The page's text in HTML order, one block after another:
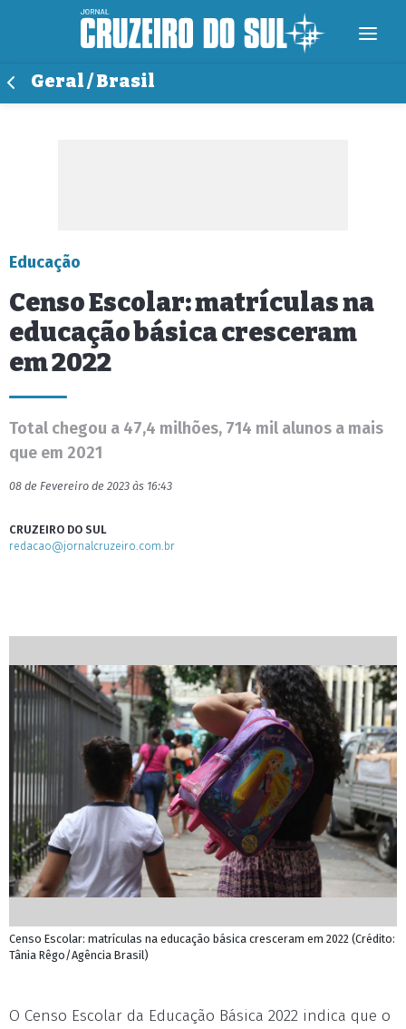
Geral / Brasil
Educação
Censo Escolar: matrículas na
educação básica cresceram
em 2022
Total chegou a 47,4 milhões, 714 mil alunos a mais
que em 2021
08 de Fevereiro de 2023 às 16:43
CRUZEIRO DO SUL
redacao@jornalcruzeiro.com.br
Censo Escolar: matrículas na educação básica cresceram em 2022 (Crédito:
Tânia Rêgo/Agência Brasil)
O Censo Escolar da Educação Básica 2022 indica que o